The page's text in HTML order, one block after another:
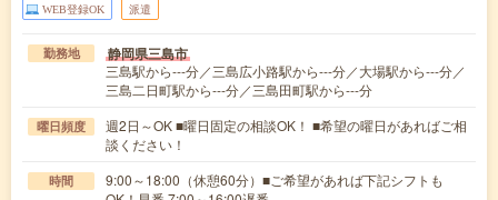
WEB登録OK 派遣
勤務地 静岡県三島市
三島駅から---分／三島広小路駅から---分／大場駅から---分／
三島二日町駅から---分／三島田町駅から---分
曜日頻度
週2日～OK ■曜日固定の相談OK！ ■希望の曜日があればご相
談ください！
時間
9:00～18:00（休憩60分）■ご希望があれば下記シフトも